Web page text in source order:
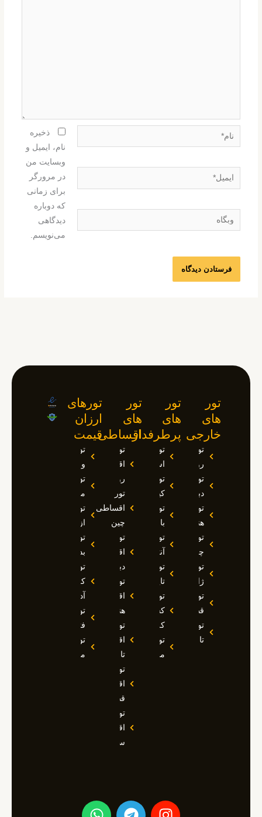
نام*
ایمیل*
وبگاه
ذخیره
نام، ایمیل و
وبسایت من
در مرورگر
برای زمانی
که دوباره
دیدگاهی
می‌نویسم.
تور
های
خارجی
تور
روسیه
تور
دبی
تور
هند
تور
چین
تور
ژاپن
تور
قطر
تور
تاجیکستان
تور
های
پرطرفدار
تور
استانبول
تور
کیش
تور
بالی
تور
آنتالیا
تور
تایلند
تور
کشتی
کروز
تور
مالدیو
تور
های
اقساطی
تور
اقساطی
روسیه
تور
اقساطی
چین
تور
اقساطی
دبی
تور
اقساطی
هند
تور
اقساطی
تاجیکستان
تور
اقساطی
قطر
تور
اقساطی
سوچی
تورهای
ارزان
قیمت
تور
وان
تور
مارماریس
تور
ازمیر
تور
بدروم
تور
کوش
آداسی
تور
فتحیه
تور
مالزی
I
T
W